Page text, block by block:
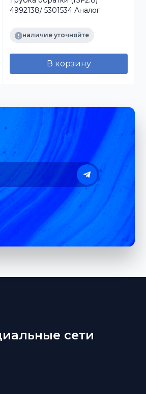
4992138/ 5301534 Аналог
наличие уточняйте
В корзину
сети